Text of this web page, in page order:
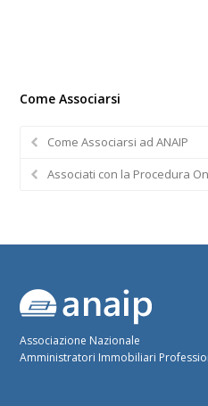
Come Associarsi
Come Associarsi ad ANAIP
Associati con la Procedura
Associazione Nazionale
Amministratori Immobiliari